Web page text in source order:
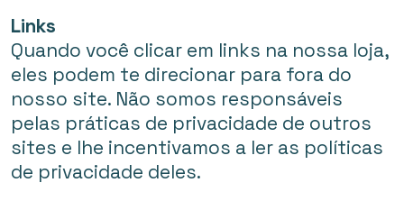
Links
Quando você clicar em links na nossa loja,
eles podem te direcionar para fora do
nosso site. Não somos responsáveis
pelas práticas de privacidade de outros
sites e lhe incentivamos a ler as políticas
de privacidade deles.